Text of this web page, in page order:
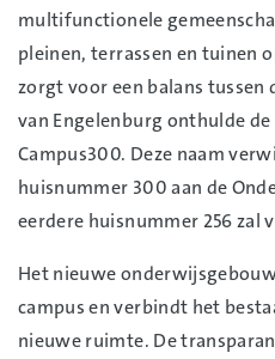
multifunctionele
pleinen, terrassen en tuinen
zorgt voor een balans
van Engelenburg onthulde
Campus300. Deze naam
huisnummer 300 aan de
eerdere huisnummer 256 zal
Het nieuwe
campus en verbindt het
nieuwe ruimte. De